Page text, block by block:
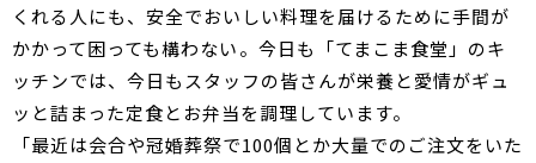
くれる人にも、安全でおいしい料理を届けるために手間が
かかって困っても構わない――。今日も「てまこま食堂」のキ
ッチンでは、今日もスタッフの皆さんが栄養と愛情がギュ
ッと詰まった定食とお弁当を調理しています。
「最近は会合や冠婚葬祭で100個とか大量でのご注文をいた